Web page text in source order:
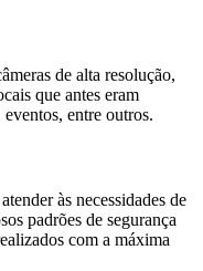
de alta resolução,
que antes eram
entre outros.
às necessidades de
padrões de segurança
com a máxima